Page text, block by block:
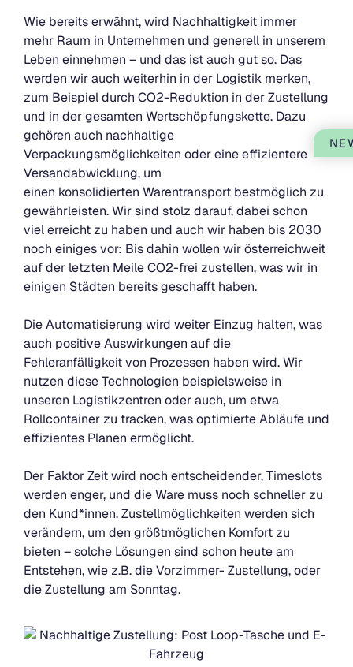
Wie bereits erwähnt, wird Nachhaltigkeit immer
mehr Raum in Unternehmen und generell in unserem
Leben einnehmen – und das ist auch gut so. Das
werden wir auch weiterhin in der Logistik merken,
zum Beispiel durch CO2-Reduktion in der Zustellung
und in der gesamten Wertschöpfungskette. Dazu
gehören auch nachhaltige
Verpackungsmöglichkeiten oder eine effizientere
Versandabwicklung, um
einen konsolidierten Warentransport bestmöglich zu
gewährleisten. Wir sind stolz darauf, dabei schon
viel erreicht zu haben und auch wir haben bis 2030
noch einiges vor: Bis dahin wollen wir österreichweit
auf der letzten Meile CO2-frei zustellen, was wir in
einigen Städten bereits geschafft haben.
Die Automatisierung wird weiter Einzug halten, was
auch positive Auswirkungen auf die
Fehleranfälligkeit von Prozessen haben wird. Wir
nutzen diese Technologien beispielsweise in
unseren Logistikzentren oder auch, um etwa
Rollcontainer zu tracken, was optimierte Abläufe und
effizientes Planen ermöglicht.
Der Faktor Zeit wird noch entscheidender, Timeslots
werden enger, und die Ware muss noch schneller zu
den Kund*innen. Zustellmöglichkeiten werden sich
verändern, um den größtmöglichen Komfort zu
bieten – solche Lösungen sind schon heute am
Entstehen, wie z.B. die Vorzimmer- Zustellung, oder
die Zustellung am Sonntag.